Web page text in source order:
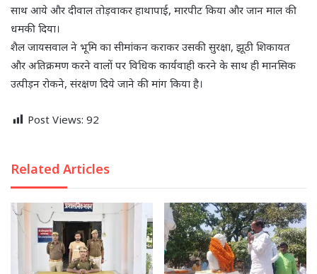
साथ आये और दीवाल तोड़वाकर हाथापाई, मारपीट किया और जान माल की
धमकी दिया।
शैल जायसवाल ने भूमि का सीमांकन कराकर उसकी सुरक्षा, झूठी शिकायत
और अतिक्रमण करने वालों पर विधिक कार्यवाही करने के साथ ही मानसिक
उत्पीड़न रोकने, संरक्षण दिये जाने की मांग किया है।
Post Views: 92
Related Articles